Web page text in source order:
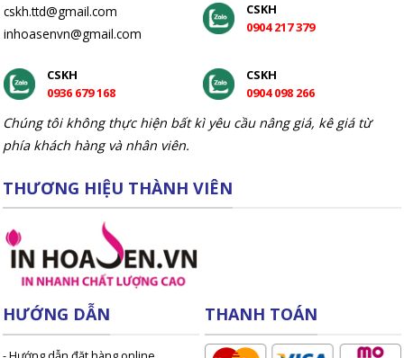
cskh.ttd@gmail.com
inhoasenvn@gmail.com
CSKH
0904 217 379
CSKH
0936 679 168
CSKH
0904 098 266
Chúng tôi không thực hiện bất kì yêu cầu nâng giá, kê giá từ
phía khách hàng và nhân viên.
THƯƠNG HIỆU THÀNH VIÊN
HƯỚNG DẪN THANH TOÁN